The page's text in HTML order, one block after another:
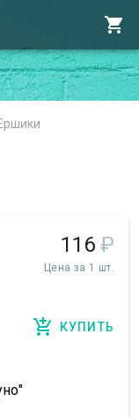
116 ₽
Цена за 1 шт.
КУПИТЬ